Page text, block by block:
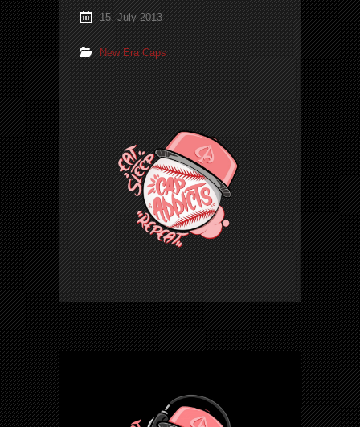
15. July 2013
New Era Caps